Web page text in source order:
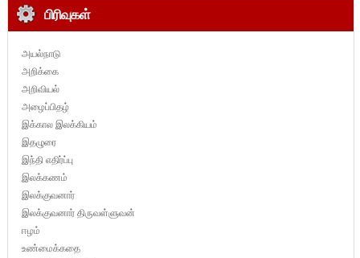
பிரிவுகள்
அயல்நாடு
அறிக்கை
அறிவியல்
அழைப்பிதழ்
இக்கால இலக்கியம்
இதழுரை
இந்தி எதிர்ப்பு
இலக்கணம்
இலக்குவனார்
இலக்குவனார் திருவள்ளுவன்
ஈழம்
உண்மைக்கதை